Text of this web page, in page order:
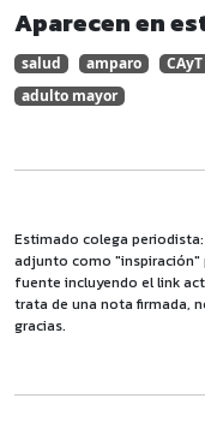
Aparecen en
salud amparo CAyT
adulto mayor
Estimado colega
adjunto como "inspiración"
fuente incluyendo el link
trata de una nota firmada,
gracias.